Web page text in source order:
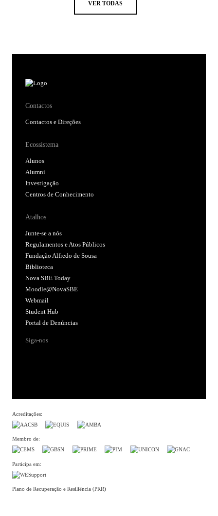
VER TODAS
Contactos
Contactos e Direções
Ecossistema
Alunos
Alumni
Investigação
Centros de Conhecimento
Atalhos
Junte-se a nós
Regulamentos e Atos Públicos
Fundação Alfredo de Sousa
Biblioteca
Nova SBE Today
Moodle@NovaSBE
Webmail
Student Hub
Portal de Denúncias
Siga-nos
Acreditações:
Membro de:
Participa em:
Plano de Recuperação e Resiliência (PRR)